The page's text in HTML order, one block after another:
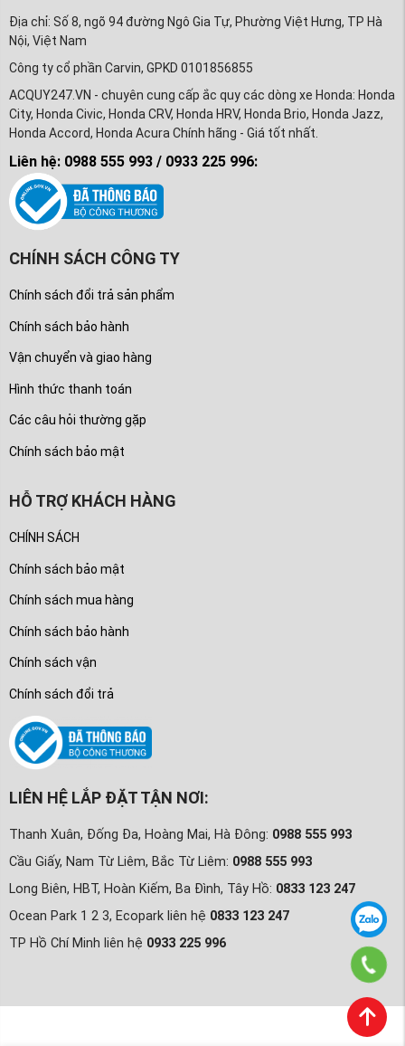
Địa chỉ: Số 8, ngõ 94 đường Ngô Gia Tự, Phường Việt Hưng, TP Hà
Nội, Việt Nam
Công ty cổ phần Carvin, GPKD 0101856855
ACQUY247.VN - chuyên cung cấp ắc quy các dòng xe Honda: Honda
City, Honda Civic, Honda CRV, Honda HRV, Honda Brio, Honda Jazz,
Honda Accord, Honda Acura Chính hãng - Giá tốt nhất.
Liên hệ: 0988 555 993 / 0933 225 996:
CHÍNH SÁCH CÔNG TY
Chính sách đổi trả sản phẩm
Chính sách bảo hành
Vận chuyển và giao hàng
Hình thức thanh toán
Các câu hỏi thường gặp
Chính sách bảo mật
HỖ TRỢ KHÁCH HÀNG
CHÍNH SÁCH
Chính sách bảo mật
Chính sách mua hàng
Chính sách bảo hành
Chính sách vận
Chính sách đổi trả
LIÊN HỆ LẮP ĐẶT TẬN NƠI:
Thanh Xuân, Đống Đa, Hoàng Mai, Hà Đông: 0988 555 993
Cầu Giấy, Nam Từ Liêm, Bắc Từ Liêm: 0988 555 993
Long Biên, HBT, Hoàn Kiếm, Ba Đình, Tây Hồ: 0833 123 247
Ocean Park 1 2 3, Ecopark liên hệ 0833 123 247
TP Hồ Chí Minh liên hệ 0933 225 996